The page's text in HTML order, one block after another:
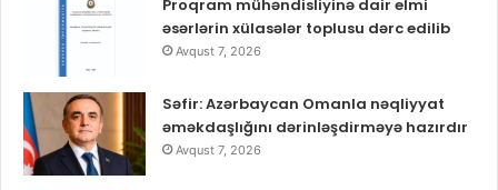
Proqram mühəndisliyinə dair elmi
əsərlərin xülasələr toplusu dərc edilib
Avqust 7, 2026
Səfir: Azərbaycan Omanla nəqliyyat
əməkdaşlığını dərinləşdirməyə hazırdır
Avqust 7, 2026